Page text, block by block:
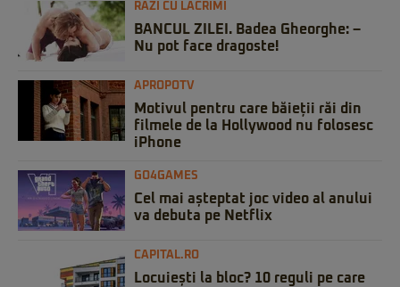
RAZI CU LACRIMI
BANCUL ZILEI. Badea Gheorghe: –
Nu pot face dragoste!
APROPOTV
Motivul pentru care băieții răi din
filmele de la Hollywood nu folosesc
iPhone
GO4GAMES
Cel mai așteptat joc video al anului
va debuta pe Netflix
CAPITAL.RO
Locuiești la bloc? 10 reguli pe care